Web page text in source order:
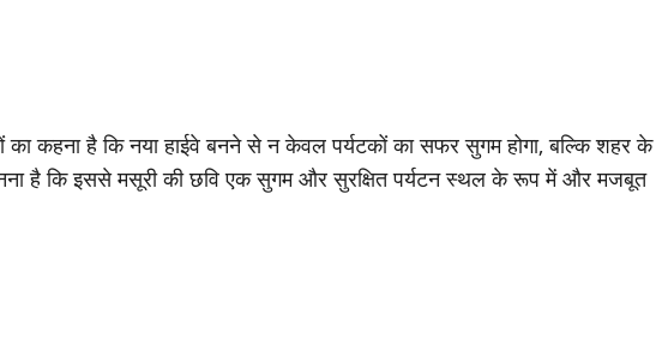
का कहना है कि नया हाईवे बनने से न केवल पर्यटकों का सफर सुगम होगा, बल्कि शहर के
है कि इससे मसूरी की छवि एक सुगम और सुरक्षित पर्यटन स्थल के रूप में और मजबूत